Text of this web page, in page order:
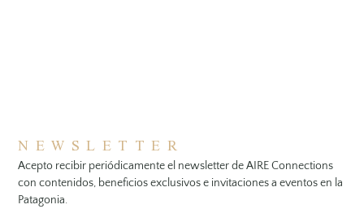
NEWSLETTER
Acepto recibir periódicamente el newsletter de AIRE Connections
con contenidos, beneficios exclusivos e invitaciones a eventos en la
Patagonia.